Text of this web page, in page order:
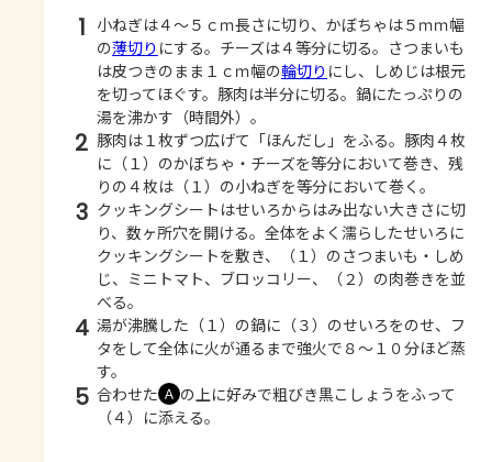
1 小ねぎは４～５ｃｍ長さに切り、かぼちゃは５ｍｍ幅
の薄切り にする。チーズは４等分に切る。さつまいも
は皮つきのまま１ｃｍ幅の輪切り にし、しめじは根元
を切ってほぐす。豚肉は半分に切る。鍋にたっぷりの
湯を沸かす（時間外）。
2 豚肉は１枚ずつ広げて「ほんだし」をふる。豚肉４枚
に（１）のかぼちゃ・チーズを等分において巻き、残
りの４枚は（１）の小ねぎを等分において巻く。
3 クッキングシートはせいろからはみ出ない大きさに切
り、数ヶ所穴を開ける。全体をよく濡らしたせいろに
クッキングシートを敷き、（１）のさつまいも・しめ
じ、ミニトマト、ブロッコリー、（２）の肉巻きを並
べる。
4 湯が沸騰した（１）の鍋に（３）のせいろをのせ、フ
タをして全体に火が通るまで強火で８～１０分ほど蒸
す。
5 合わせた Ａ の上に好みで粗びき黒こしょうをふって
（４）に添える。